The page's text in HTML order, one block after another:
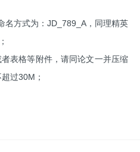
名方式为：JD_789_A，同理精英
表格等附件，请同论文一并压缩
过30M；